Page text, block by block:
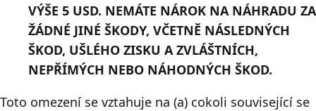
VÝŠE 5 USD. NEMÁTE NÁROK NA NÁHRADU ZA
ŽÁDNÉ JINÉ ŠKODY, VČETNĚ NÁSLEDNÝCH
ŠKOD, UŠLÉHO ZISKU A ZVLÁŠTNÍCH,
NEPŘÍMÝCH NEBO NÁHODNÝCH ŠKOD.
Toto omezení se vztahuje na (a) cokoli související se